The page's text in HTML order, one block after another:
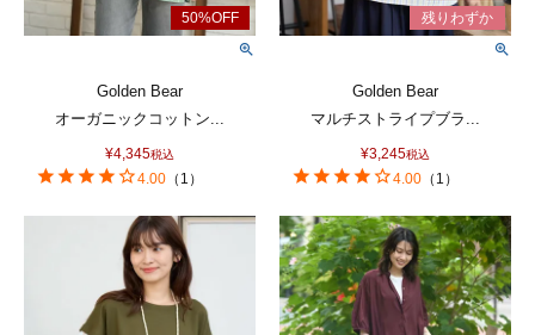
Golden Bear
オーガニックコットン...
¥4,345税込
4.00 （ 1 ）
Golden Bear
マルチストライプブラ...
¥3,245税込
4.00 （ 1 ）